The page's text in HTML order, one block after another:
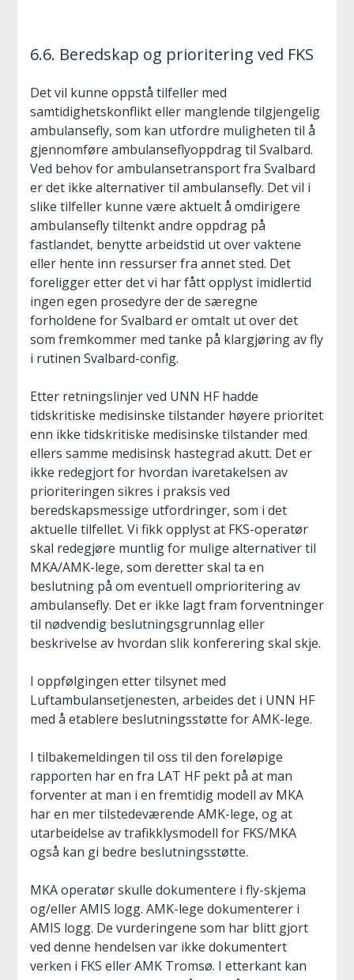
6.6. Beredskap og prioritering ved FKS
Det vil kunne oppstå tilfeller med
samtidighetskonflikt eller manglende tilgjengelig
ambulansefly, som kan utfordre muligheten til å
gjennomføre ambulanseflyoppdrag til Svalbard.
Ved behov for ambulansetransport fra Svalbard
er det ikke alternativer til ambulansefly. Det vil i
slike tilfeller kunne være aktuelt å omdirigere
ambulansefly tiltenkt andre oppdrag på
fastlandet, benytte arbeidstid ut over vaktene
eller hente inn ressurser fra annet sted. Det
foreligger etter det vi har fått opplyst imidlertid
ingen egen prosedyre der de særegne
forholdene for Svalbard er omtalt ut over det
som fremkommer med tanke på klargjøring av fly
i rutinen Svalbard-config.
Etter retningslinjer ved UNN HF hadde
tidskritiske medisinske tilstander høyere prioritet
enn ikke tidskritiske medisinske tilstander med
ellers samme medisinsk hastegrad akutt. Det er
ikke redegjort for hvordan ivaretakelsen av
prioriteringen sikres i praksis ved
beredskapsmessige utfordringer, som i det
aktuelle tilfellet. Vi fikk opplyst at FKS-operatør
skal redegjøre muntlig for mulige alternativer til
MKA/AMK-lege, som deretter skal ta en
beslutning på om eventuell omprioritering av
ambulansefly. Det er ikke lagt fram forventninger
til nødvendig beslutningsgrunnlag eller
beskrivelse av hvordan slik konferering skal skje.
I oppfølgingen etter tilsynet med
Luftambulansetjenesten, arbeides det i UNN HF
med å etablere beslutningsstøtte for AMK-lege.
I tilbakemeldingen til oss til den foreløpige
rapporten har en fra LAT HF pekt på at man
forventer at man i en fremtidig modell av MKA
har en mer tilstedeværende AMK-lege, og at
utarbeidelse av trafikklysmodell for FKS/MKA
også kan gi bedre beslutningsstøtte.
MKA operatør skulle dokumentere i fly-skjema
og/eller AMIS logg. AMK-lege dokumenterer i
AMIS logg. De vurderingene som har blitt gjort
ved denne hendelsen var ikke dokumentert
verken i FKS eller AMK Tromsø. I etterkant kan